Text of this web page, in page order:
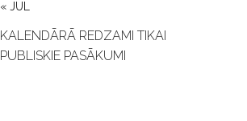
« JUL
KALENDĀRĀ REDZAMI TIKAI
PUBLISKIE PASĀKUMI